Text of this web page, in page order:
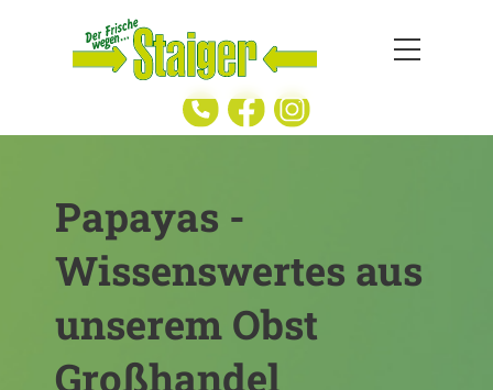
Papayas -
Wissenswertes aus
unserem Obst
Großhandel